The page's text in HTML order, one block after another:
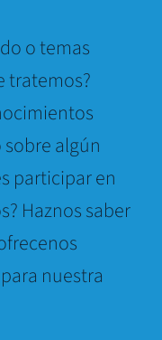
o temas
tratemos?
algún
participar en
Haznos saber
nuestra